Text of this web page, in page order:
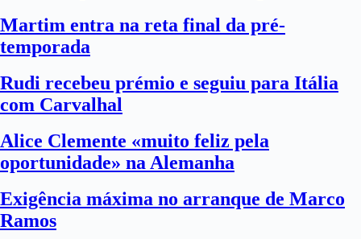
Martim entra na reta final da pré-
temporada
Rudi recebeu prémio e seguiu para Itália
com Carvalhal
Alice Clemente «muito feliz pela
oportunidade» na Alemanha
Exigência máxima no arranque de Marco
Ramos